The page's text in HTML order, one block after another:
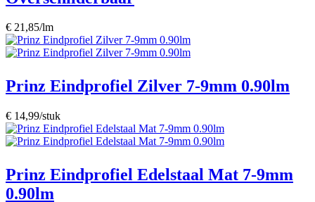
€ 21,85/lm
Prinz Eindprofiel Zilver 7-9mm 0.90lm
€ 14,99/stuk
Prinz Eindprofiel Edelstaal Mat 7-9mm
0.90lm